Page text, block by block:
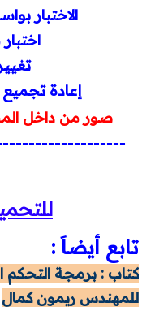
الاختبار
إعادة
صور من داخل
تابع أيضاَ :
للمهندس ريمون كمال